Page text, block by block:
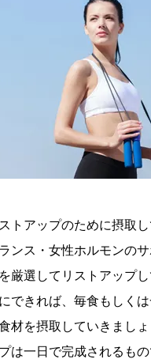
トアップのために摂取
ンス・女性ホルモンの
厳選してリストアップし
できれば、毎食もしく
材を摂取していきましょ
は一日で完成されるも